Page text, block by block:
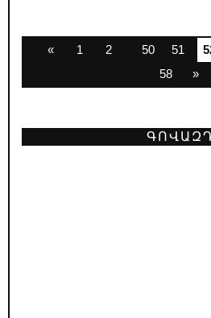
« 1 2 50 51
58
»